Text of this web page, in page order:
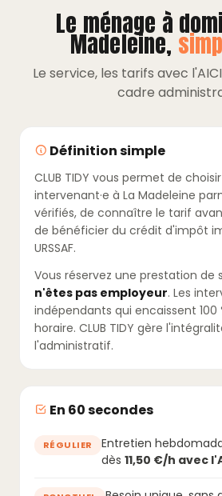
Le ménage à
Madeleine,
Le service, les tarifs avec
cadre
Définition simple
CLUB TIDY vous permet de
intervenant·e à La Madeleine
vérifiés, de connaître le tarif
de bénéficier du crédit d'impôt
URSSAF.
Vous réservez une prestation de
n'êtes pas employeur. Les
indépendants qui encaissent 100
horaire. CLUB TIDY gère
l'administratif.
En 60 secondes
RÉGULIER
Entretien
dès 11,50 €/h avec